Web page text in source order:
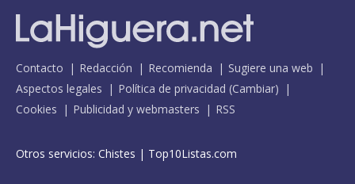
Contacto Redacción Recomienda
Sugiere una web
Aspectos legales
Política de privacidad (Cambiar)
Cookies
Publicidad y webmasters RSS
Otros servicios: Chistes | Top10Listas.com